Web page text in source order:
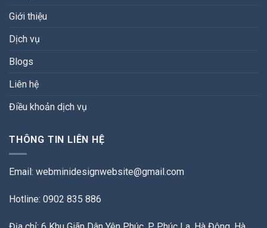
Giới thiệu
Dịch vụ
Blogs
Liên hệ
Điều khoản dịch vụ
THÔNG TIN LIÊN HỆ
Email: webminidesignwebsite@gmail.com
Hotline: 0902 835 886